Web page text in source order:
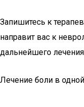
Запишитесь к
направит вас к
дальнейшего
Лечение боли в